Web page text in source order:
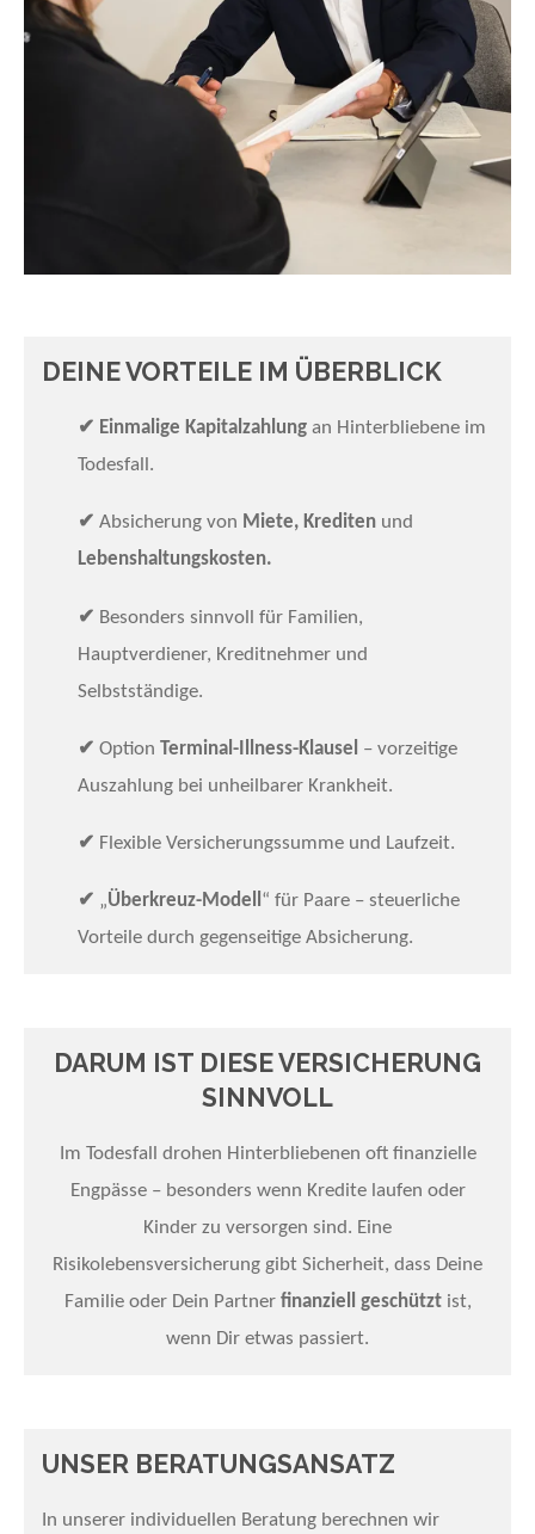
DEINE VORTEILE IM ÜBERBLICK
✔ Einmalige Kapitalzahlung an Hinterbliebene im
Todesfall.
✔ Absicherung von Miete, Krediten und
Lebenshaltungskosten.
✔ Besonders sinnvoll für Familien,
Hauptverdiener, Kreditnehmer und
Selbstständige.
✔ Option Terminal-Illness-Klausel – vorzeitige
Auszahlung bei unheilbarer Krankheit.
✔ Flexible Versicherungssumme und Laufzeit.
✔ „Überkreuz-Modell“ für Paare – steuerliche
Vorteile durch gegenseitige Absicherung.
DARUM IST DIESE VERSICHERUNG
SINNVOLL
Im Todesfall drohen Hinterbliebenen oft finanzielle
Engpässe – besonders wenn Kredite laufen oder
Kinder zu versorgen sind. Eine
Risikolebensversicherung gibt Sicherheit, dass Deine
Familie oder Dein Partner finanziell geschütztist,
wenn Dir etwas passiert.
UNSER BERATUNGSANSATZ
In unserer individuellen Beratung berechnen wir